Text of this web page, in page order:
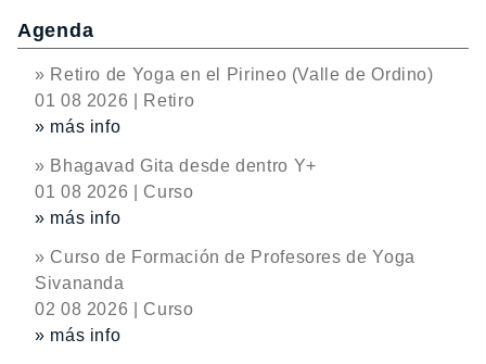
Agenda
» Retiro de Yoga en el Pirineo (Valle de Ordino)
01 08 2026 | Retiro
» más info
» Bhagavad Gita desde dentro Y+
01 08 2026 | Curso
» más info
» Curso de Formación de Profesores de Yoga
Sivananda
02 08 2026 | Curso
» más info